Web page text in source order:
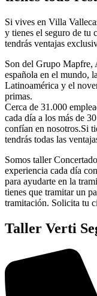
Si vives en Villa
y tienes el seguro de tu
tendrás ventajas
Son del Grupo Mapfre,
española en el mundo,
Latinoamérica y el
primas.
Cerca de 31.000
cada día a los más de
confían en nosotros.Si
tendrás todas las
Somos taller
experiencia cada día
para ayudarte en la
tienes que tramitar un
tramitación. Solicita tu
Taller Verti